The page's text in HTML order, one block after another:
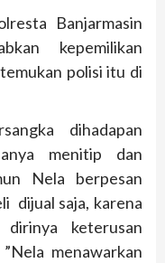
Banjarmasin
kepemilikan
polisi itu di
dihadapan
menitip dan
Nela berpesan
dijual saja, karena
dirinya keterusan
menawarkan